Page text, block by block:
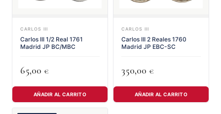
CARLOS III
Carlos III 1/2 Real 1761
Madrid JP BC/MBC
65,00 €
AÑADIR AL CARRITO
CARLOS III
Carlos III 2 Reales 1760
Madrid JP EBC-SC
350,00 €
AÑADIR AL CARRITO